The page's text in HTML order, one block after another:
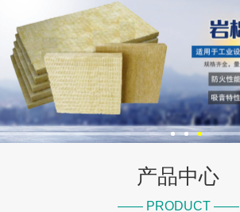
产品中心
—— PRODUCT ——